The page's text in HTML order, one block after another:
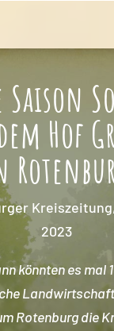
Saison
Hof
2023
könnten es mal
Rotenburg die